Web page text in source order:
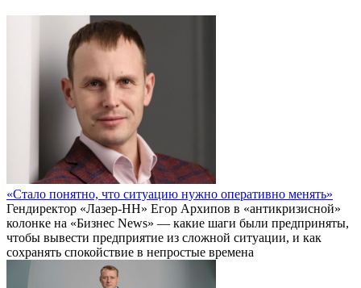
«Стало понятно, что ситуацию нужно оперативно менять»
Гендиректор «Лазер-НН» Егор Архипов в «антикризисной»
колонке на «Бизнес News» — какие шаги были предприняты,
чтобы вывести предприятие из сложной ситуации, и как
сохранять спокойствие в непростые времена